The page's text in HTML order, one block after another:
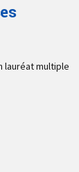
lauréat multiple